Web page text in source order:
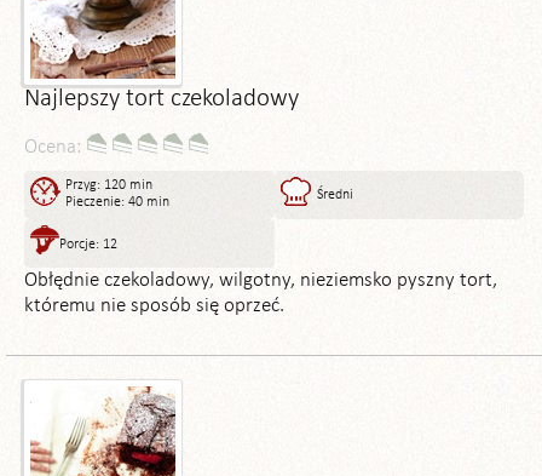
Najlepszy tort czekoladowy
Ocena:
Przyg: 120 min
Pieczenie: 40 min
Średni
Porcje: 12
Obłędnie czekoladowy, wilgotny, nieziemsko pyszny tort,
któremu nie sposób się oprzeć.